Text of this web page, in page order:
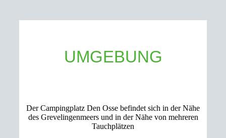
UMGEBUNG
Der Campingplatz Den Osse befindet sich in der Nähe
des Grevelingenmeers und in der Nähe von mehreren
Tauchplätzen